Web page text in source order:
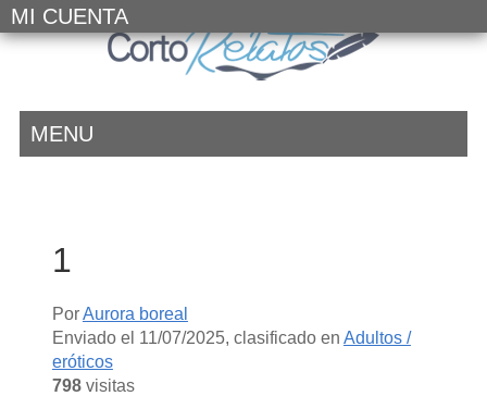
MI CUENTA
MENU
1
PorAurora boreal
Enviado el 11/07/2025, clasificado en Adultos /
eróticos
798visitas